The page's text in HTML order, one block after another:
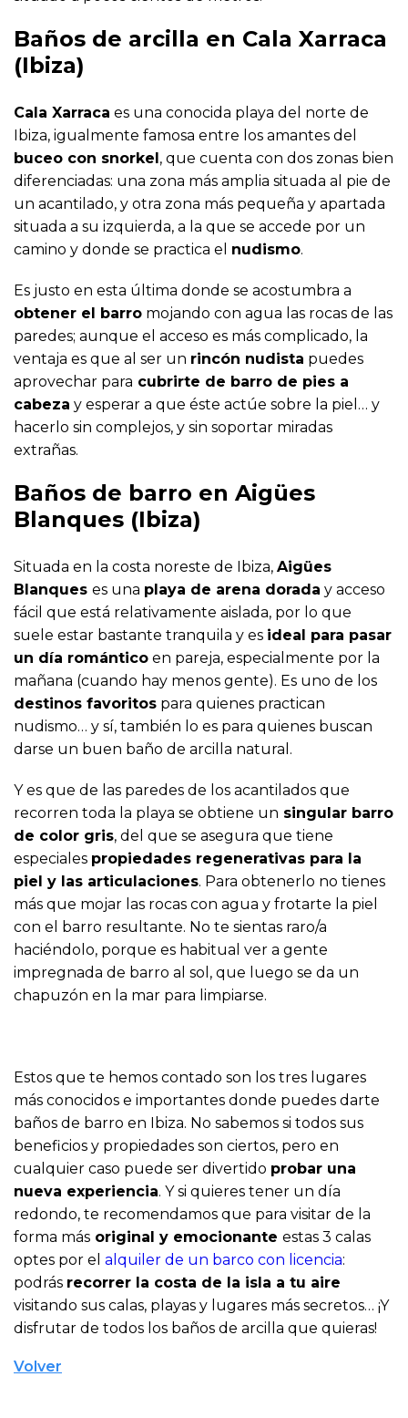
Baños de arcilla en Cala Xarraca
(Ibiza)
Cala Xarraca es una conocida playa del norte de
Ibiza, igualmente famosa entre los amantes del
buceo con snorkel, que cuenta con dos zonas bien
diferenciadas: una zona más amplia situada al pie de
un acantilado, y otra zona más pequeña y apartada
situada a su izquierda, a la que se accede por un
camino y donde se practica el nudismo.
Es justo en esta última donde se acostumbra a
obtener el barro mojando con agua las rocas de las
paredes; aunque el acceso es más complicado, la
ventaja es que al ser un rincón nudista puedes
aprovechar para cubrirte de barro de pies a
cabeza y esperar a que éste actúe sobre la piel… y
hacerlo sin complejos, y sin soportar miradas
extrañas.
Baños de barro en Aigües
Blanques (Ibiza)
Situada en la costa noreste de Ibiza, Aigües
Blanques es una playa de arena dorada y acceso
fácil que está relativamente aislada, por lo que
suele estar bastante tranquila y es ideal para pasar
un día romántico en pareja, especialmente por la
mañana (cuando hay menos gente). Es uno de los
destinos favoritos para quienes practican
nudismo… y sí, también lo es para quienes buscan
darse un buen baño de arcilla natural.
Y es que de las paredes de los acantilados que
recorren toda la playa se obtiene un singular barro
de color gris, del que se asegura que tiene
especiales propiedades regenerativas para la
piel y las articulaciones. Para obtenerlo no tienes
más que mojar las rocas con agua y frotarte la piel
con el barro resultante. No te sientas raro/a
haciéndolo, porque es habitual ver a gente
impregnada de barro al sol, que luego se da un
chapuzón en la mar para limpiarse.
Estos que te hemos contado son los tres lugares
más conocidos e importantes donde puedes darte
baños de barro en Ibiza. No sabemos si todos sus
beneficios y propiedades son ciertos, pero en
cualquier caso puede ser divertido probar una
nueva experiencia. Y si quieres tener un día
redondo, te recomendamos que para visitar de la
forma más original y emocionante estas 3 calas
optes por el alquiler de un barco con licencia:
podrás recorrer la costa de la isla a tu aire
visitando sus calas, playas y lugares más secretos… ¡Y
disfrutar de todos los baños de arcilla que quieras!
Volver